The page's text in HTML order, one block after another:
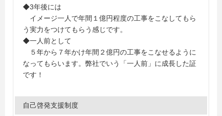
◆3年後には
イメージ一人で年間１億円程度の工事をこなしてもら
う実力をつけてもらう感じです。
◆一人前として
５年から７年かけ年間２億円の工事をこなせるように
なってもらいます。弊社でいう「一人前」に成長した証
です！
自己啓発支援制度